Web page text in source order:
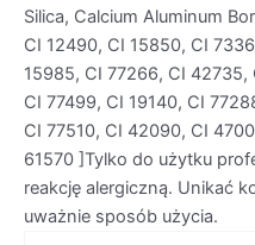
Silica, Calcium Aluminum
CI 12490, CI 15850, CI
15985, CI 77266, CI 42735,
CI 77499, CI 19140, CI
CI 77510, CI 42090, CI
61570 ]Tylko do użytku
reakcję alergiczną. Unikać
uważnie sposób użycia.